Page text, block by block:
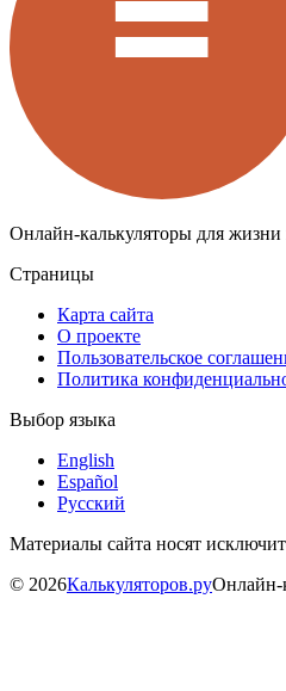
Онлайн-калькуляторы для жизни
Страницы
Карта сайта
О проекте
Пользовательское
Политика
Выбор языка
English
Español
Русский
Материалы сайта носят
© 2026Калькуляторов.руОнлайн-